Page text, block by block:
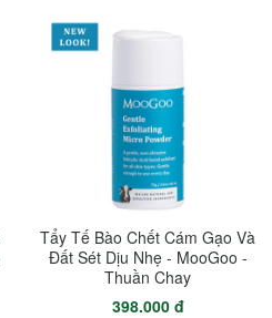
Tẩy Tế Bào Chết Cám Gạo Và
Đất Sét Dịu Nhẹ - MooGoo -
Thuần Chay
398.000 đ